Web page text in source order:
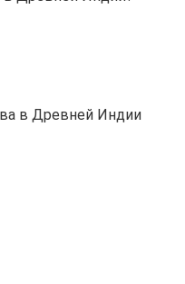
в Древней Индии